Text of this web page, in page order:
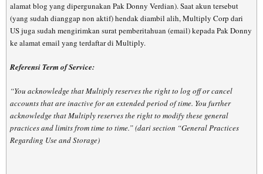
alamat blog yang dipergunakan Pak Donny Verdian). Saat akun tersebut
(yang sudah dianggap non aktif) hendak diambil alih, Multiply Corp dari
US juga sudah mengirimkan surat pemberitahuan (email) kepada Pak Donny
ke alamat email yang terdaftar di Multiply.
Referensi Term of Service:
“You acknowledge that Multiply reserves the right to log off or cancel
accounts that are inactive for an extended period of time. You further
acknowledge that Multiply reserves the right to modify these general
practices and limits from time to time.” (dari section “General Practices
Regarding Use and Storage)